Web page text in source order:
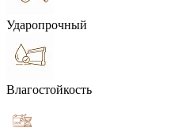
Ударопрочный
Влагостойкость